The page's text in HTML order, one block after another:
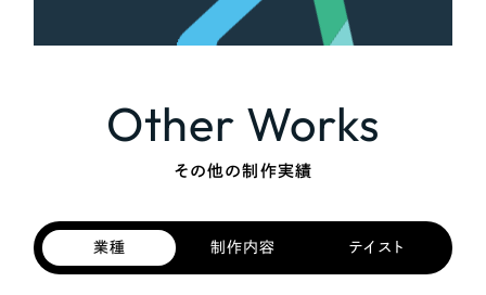
Other Works
その他の制作実績
業種 制作内容 テイスト